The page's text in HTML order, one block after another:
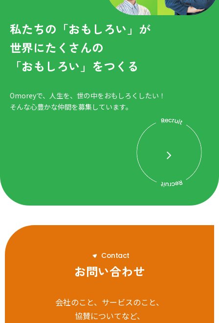
私たちの「おもしろい」が
世界にたくさんの
「おもしろい」をつくる
Omoreyで、人生を、世の中をおもしろくしたい！
そんな心豊かな仲間を募集しています。
Contact
お問い合わせ
会社のこと、サービスのこと、
協賛についてなど、